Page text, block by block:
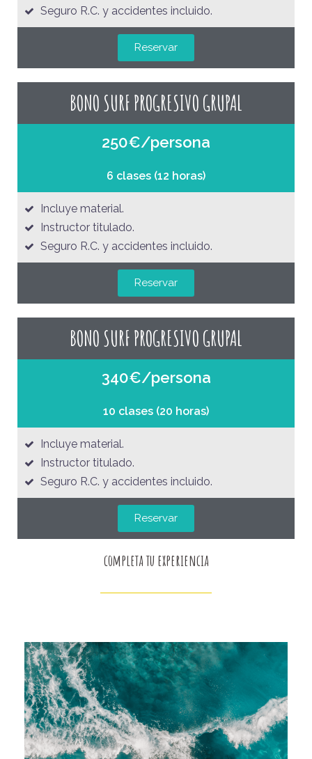
Seguro R.C. y accidentes incluido.
Reservar
BONO SURF PROGRESIVO GRUPAL
250€/persona
6 clases (12 horas)
Incluye material.
Instructor titulado.
Seguro R.C. y accidentes incluido.
Reservar
BONO SURF PROGRESIVO GRUPAL
340€/persona
10 clases (20 horas)
Incluye material.
Instructor titulado.
Seguro R.C. y accidentes incluido.
Reservar
completa tu experiencia